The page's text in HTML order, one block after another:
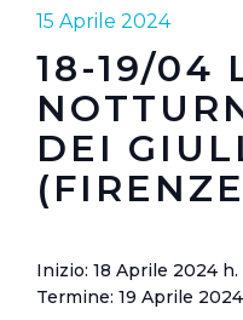
15 Aprile 2024
18-19/04
DEI
Inizio: 18 Aprile 2024 h.
Termine: 19 Aprile